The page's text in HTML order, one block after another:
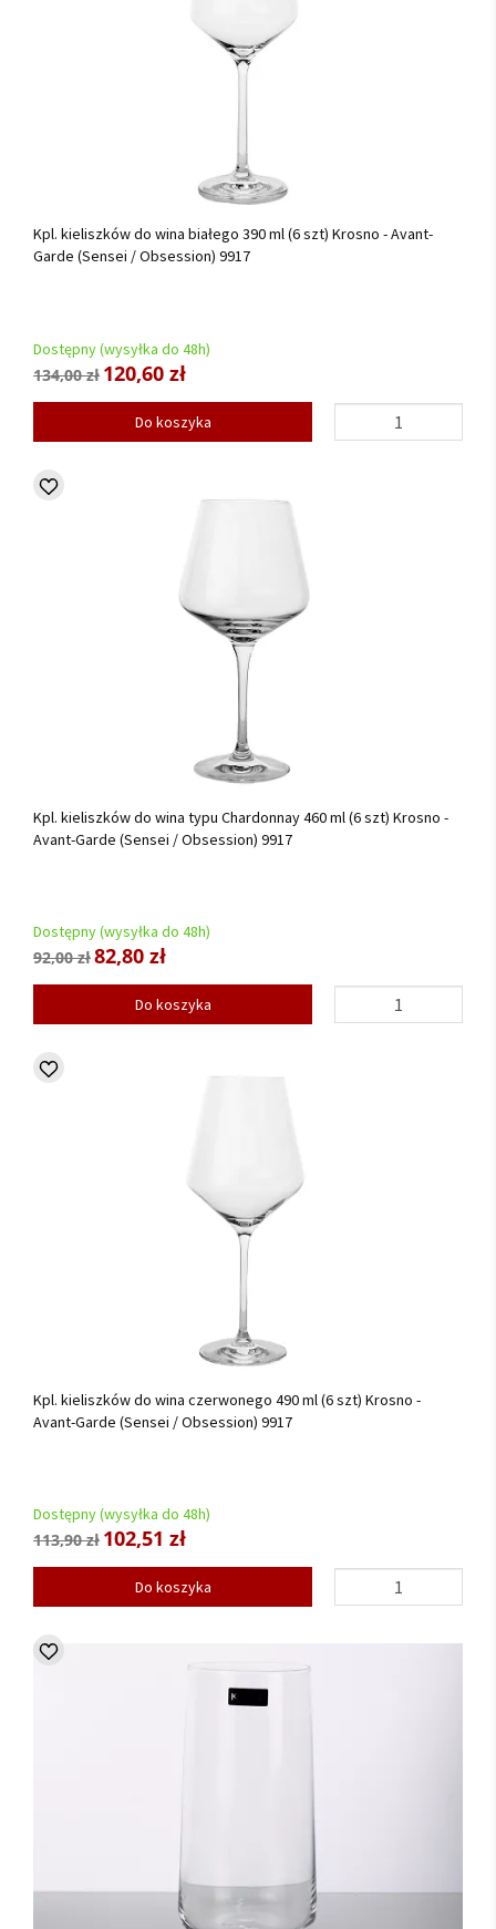
Kpl. kieliszków do wina białego 390 ml (6 szt) Krosno - Avant-
Garde (Sensei / Obsession) 9917
Dostępny (wysyłka do 48h)
134,00 zł 120,60 zł
Do koszyka
Kpl. kieliszków do wina typu Chardonnay 460 ml (6 szt) Krosno -
Avant-Garde (Sensei / Obsession) 9917
Dostępny (wysyłka do 48h)
92,00 zł82,80 zł
Do koszyka
Kpl. kieliszków do wina czerwonego 490 ml (6 szt) Krosno -
Avant-Garde (Sensei / Obsession) 9917
Dostępny (wysyłka do 48h)
113,90 zł 102,51 zł
Do koszyka